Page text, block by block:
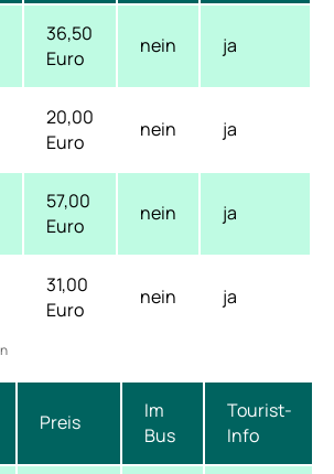
36,50
Euro
nein ja
20,00
Euro
nein ja
57,00
Euro
nein ja
31,00
Euro
nein ja
Preis
Im
Bus
Tourist-
Info